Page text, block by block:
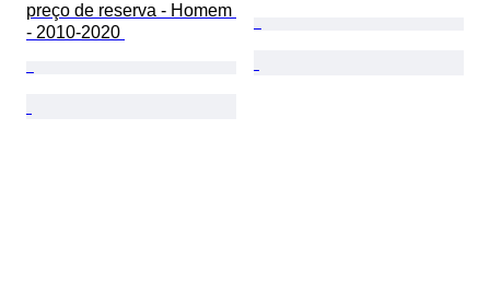
preço de reserva - Homem
- 2010-2020